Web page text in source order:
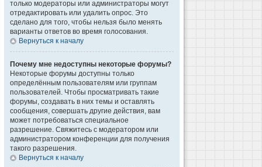
только модераторы или администраторы могут
отредактировать или удалить опрос. Это
сделано для того, чтобы нельзя было менять
варианты ответов во время голосования.
Вернуться к началу
Почему мне недоступны некоторые форумы?
Некоторые форумы доступны только
определённым пользователям или группам
пользователей. Чтобы просматривать такие
форумы, создавать в них темы и оставлять
сообщения, совершать другие действия, вам
может потребоваться специальное
разрешение. Свяжитесь с модератором или
администратором конференции для получения
такого разрешения.
Вернуться к началу